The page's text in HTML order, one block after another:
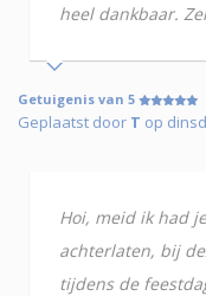
heel dankbaar.
Getuigenis van 5
Geplaatst door T op
Hoi, meid ik had
achterlaten, bij
tijdens de